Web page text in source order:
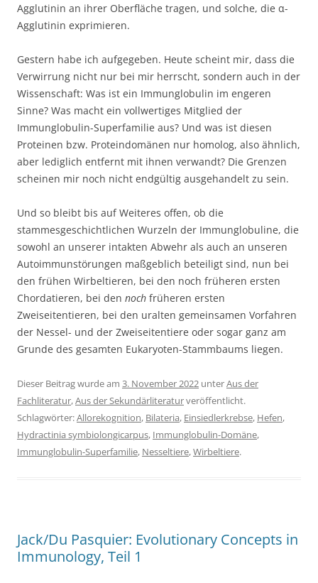
Agglutinin an ihrer Oberfläche tragen, und solche, die α-
Agglutinin exprimieren.
Gestern habe ich aufgegeben. Heute scheint mir, dass die
Verwirrung nicht nur bei mir herrscht, sondern auch in der
Wissenschaft: Was ist ein Immunglobulin im engeren
Sinne? Was macht ein vollwertiges Mitglied der
Immunglobulin-Superfamilie aus? Und was ist diesen
Proteinen bzw. Proteindomänen nur homolog, also ähnlich,
aber lediglich entfernt mit ihnen verwandt? Die Grenzen
scheinen mir noch nicht endgültig ausgehandelt zu sein.
Und so bleibt bis auf Weiteres offen, ob die
stammesgeschichtlichen Wurzeln der Immunglobuline, die
sowohl an unserer intakten Abwehr als auch an unseren
Autoimmunstörungen maßgeblich beteiligt sind, nun bei
den frühen Wirbeltieren, bei den noch früheren ersten
Chordatieren, bei den noch früheren ersten
Zweiseitentieren, bei den uralten gemeinsamen Vorfahren
der Nessel- und der Zweiseitentiere oder sogar ganz am
Grunde des gesamten Eukaryoten-Stammbaums liegen.
Dieser Beitrag wurde am 3. November 2022 unterAus der
Fachliteratur,Aus der Sekundärliteraturveröffentlicht.
Schlagwörter:Allorekognition, Bilateria, Einsiedlerkrebse, Hefen,
Hydractinia symbiolongicarpus, Immunglobulin-Domäne,
Immunglobulin-Superfamilie, Nesseltiere,Wirbeltiere.
Jack/Du Pasquier: Evolutionary Concepts in
Immunology, Teil 1